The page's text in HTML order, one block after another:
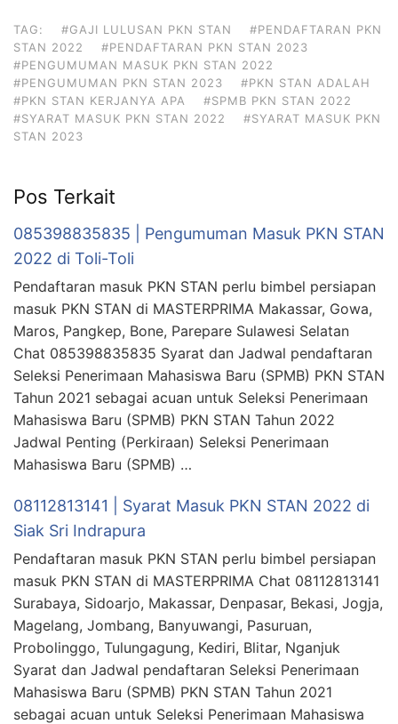
TAG: #GAJI LULUSAN PKN STAN
#PENDAFTARAN PKN
STAN 2022
#PENDAFTARAN PKN STAN 2023
#PENGUMUMAN MASUK PKN STAN 2022
#PENGUMUMAN PKN STAN 2023
#PKN STAN ADALAH
#PKN STAN KERJANYA APA
#SPMB PKN STAN 2022
#SYARAT MASUK PKN STAN 2022
#SYARAT MASUK PKN
STAN 2023
Pos Terkait
085398835835 | Pengumuman Masuk PKN STAN
2022 di Toli-Toli
Pendaftaran masuk PKN STAN perlu bimbel persiapan
masuk PKN STAN di MASTERPRIMA Makassar, Gowa,
Maros, Pangkep, Bone, Parepare Sulawesi Selatan
Chat 085398835835 Syarat dan Jadwal pendaftaran
Seleksi Penerimaan Mahasiswa Baru (SPMB) PKN STAN
Tahun 2021 sebagai acuan untuk Seleksi Penerimaan
Mahasiswa Baru (SPMB) PKN STAN Tahun 2022
Jadwal Penting (Perkiraan) Seleksi Penerimaan
Mahasiswa Baru (SPMB) …
08112813141 | Syarat Masuk PKN STAN 2022 di
Siak Sri Indrapura
Pendaftaran masuk PKN STAN perlu bimbel persiapan
masuk PKN STAN di MASTERPRIMA Chat 08112813141
Surabaya, Sidoarjo, Makassar, Denpasar, Bekasi, Jogja,
Magelang, Jombang, Banyuwangi, Pasuruan,
Probolinggo, Tulungagung, Kediri, Blitar, Nganjuk
Syarat dan Jadwal pendaftaran Seleksi Penerimaan
Mahasiswa Baru (SPMB) PKN STAN Tahun 2021
sebagai acuan untuk Seleksi Penerimaan Mahasiswa